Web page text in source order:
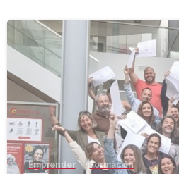
Emprender Formación